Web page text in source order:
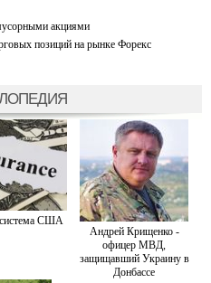
акциями
позиций на рынке Форекс
система США
Андрей Крищенко -
офицер МВД,
защищавший Украину в
Донбассе